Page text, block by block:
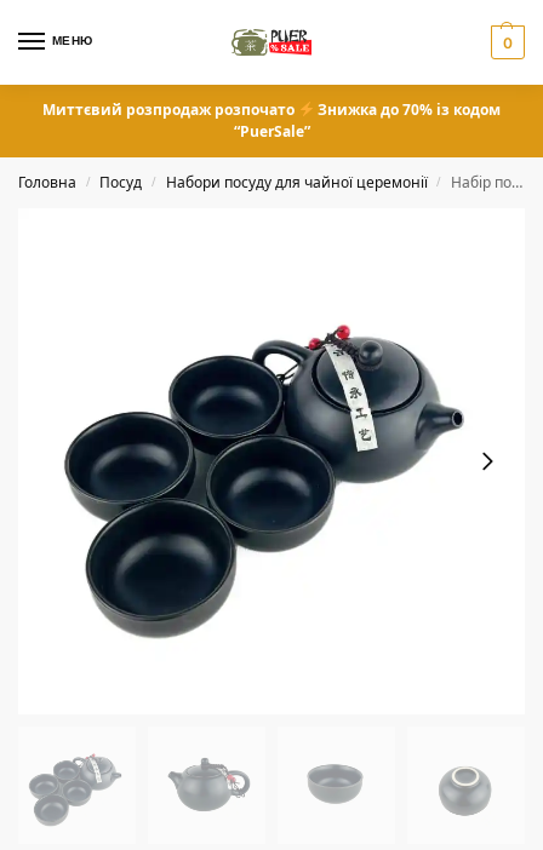
МЕНЮ 0
Миттєвий розпродаж розпочато
Знижка до 70% із кодом
“PuerSale”
Головна / Посуд / Набори посуду для чайної церемонії / Набір посуду “Чайник та 4 піали”